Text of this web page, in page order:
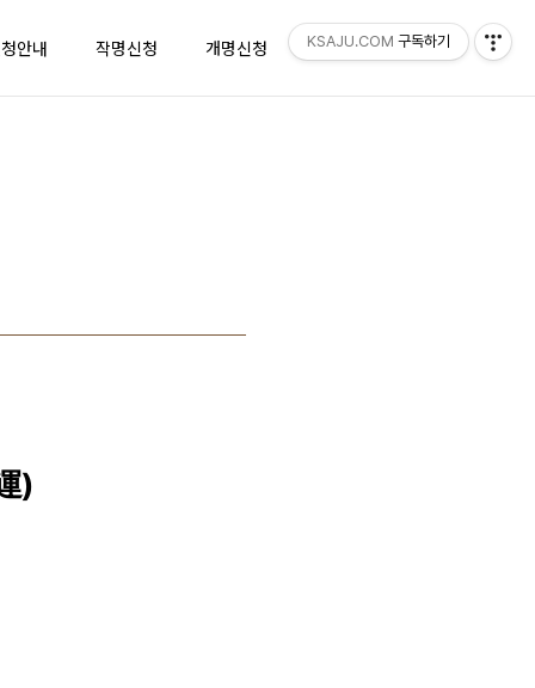
안내 작명신청 개명신청 리뷰 지도
)
KSAJU.COM 구독하기